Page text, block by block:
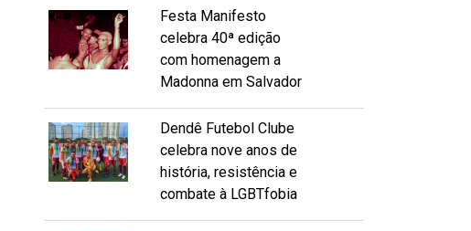
Festa Manifesto
celebra 40ª edição
com homenagem a
Madonna em Salvador
Dendê Futebol Clube
celebra nove anos de
história, resistência e
combate à LGBTfobia